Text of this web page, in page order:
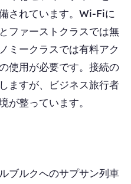
されています。Wi-Fiに
ファーストクラスでは無
ミークラスでは有料アク
使用が必要です。接続の
ますが、ビジネス旅行者
が整っています。
ブルクへのサプサン列車